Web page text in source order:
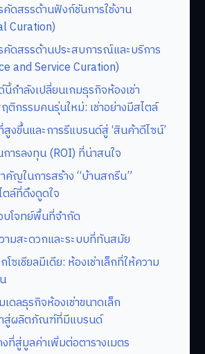
ดสรรด้านฟังก์ชันการใช้งาน
Curation)
ดสรรด้านประสบการณ์และบริการ
and Service Curation)
กำลังเปลี่ยนเกมธุรกิจห้องเช่า
ติกรรมคนรุ่นใหม่: เช่าอย่างมีสไตล์
งขึ้นและการรีแบรนด์สู่ ‘สินค้าดีไซน์’
ารลงทุน (ROI) ที่น่าสนใจ
คัญในการสร้าง “บ้านสกรีน”
ตล์ที่ดึงดูดใจ
โจทย์พื้นที่จำกัด
ามสะดวกและระบบที่ทันสมัย
ซเชียลมีเดีย: ห้องเช่าเล็กที่ให้ความ
ดลธุรกิจห้องเช่าขนาดเล็ก
สู่ผลิตภัณฑ์ที่มีแบรนด์
ที่สู่มูลค่าเพิ่มต่อตารางเมตร